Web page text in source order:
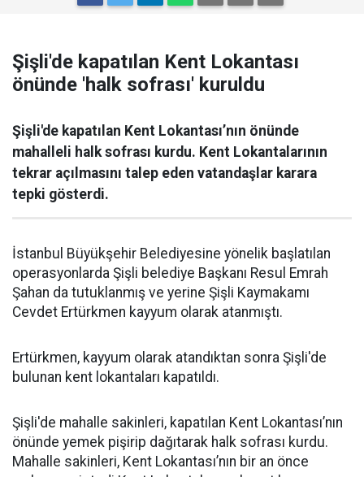
Şişli'de kapatılan Kent Lokantası
önünde 'halk sofrası' kuruldu
Şişli'de kapatılan Kent Lokantası’nın önünde
mahalleli halk sofrası kurdu. Kent Lokantalarının
tekrar açılmasını talep eden vatandaşlar karara
tepki gösterdi.
İstanbul Büyükşehir Belediyesine yönelik başlatılan
operasyonlarda Şişli belediye Başkanı Resul Emrah
Şahan da tutuklanmış ve yerine Şişli Kaymakamı
Cevdet Ertürkmen kayyum olarak atanmıştı.
Ertürkmen, kayyum olarak atandıktan sonra Şişli'de
bulunan kent lokantaları kapatıldı.
Şişli'de mahalle sakinleri, kapatılan Kent Lokantası’nın
önünde yemek pişirip dağıtarak halk sofrası kurdu.
Mahalle sakinleri, Kent Lokantası’nın bir an önce